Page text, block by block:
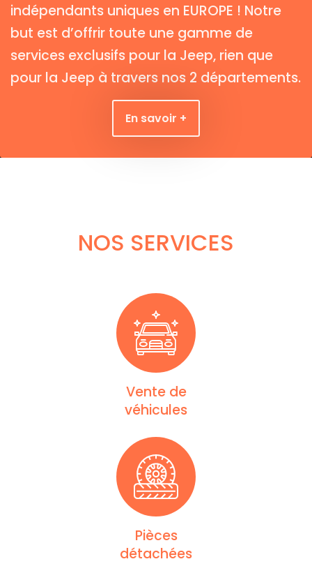
indépendants uniques en EUROPE ! Notre
but est d’offrir toute une gamme de
services exclusifs pour la Jeep, rien que
pour la Jeep à travers nos 2 départements.
En savoir +
NOS SERVICES
Vente de
véhicules
Pièces
détachées